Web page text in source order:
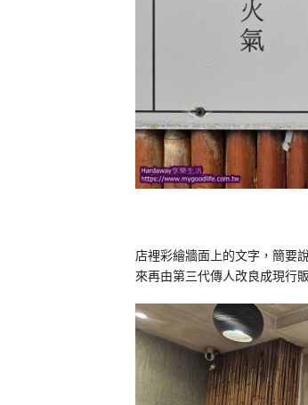
店裡彩繪牆面上的文字，簡要
來再由第三代傳人改良成現行